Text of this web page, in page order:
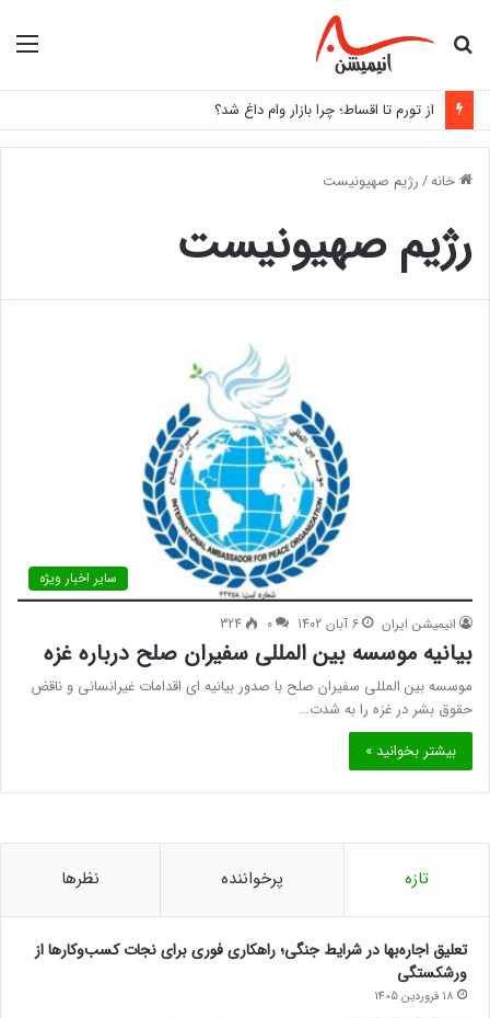
جستجو
از تورم تا اقساط؛ چرا بازار وام داغ شد؟
خانه/رژیم صهیونیست
رژیم صهیونیست
سایر اخبار ویژه
انیمیشن ایران 6 آبان 1402 0
324
بیانیه موسسه بین المللی سفیران صلح درباره غزه
موسسه بین المللی سفیران صلح با صدور بیانیه ای اقدامات غیرانسانی و ناقض
حقوق بشر در غزه را به شدت…
بیشتر بخوانید »
تازه پرخواننده نظرها
تعلیق اجاره‌بها در شرایط جنگی؛ راهکاری فوری برای نجات کسب‌وکارها از
ورشکستگی
18 فروردین 1405